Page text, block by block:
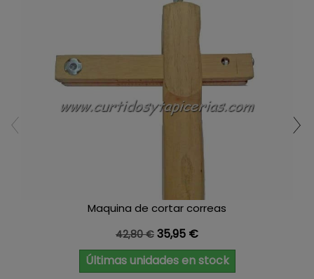
Maquina de cortar correas
Precio base
42,80 € Precio
35,95 €
Últimas unidades en stock